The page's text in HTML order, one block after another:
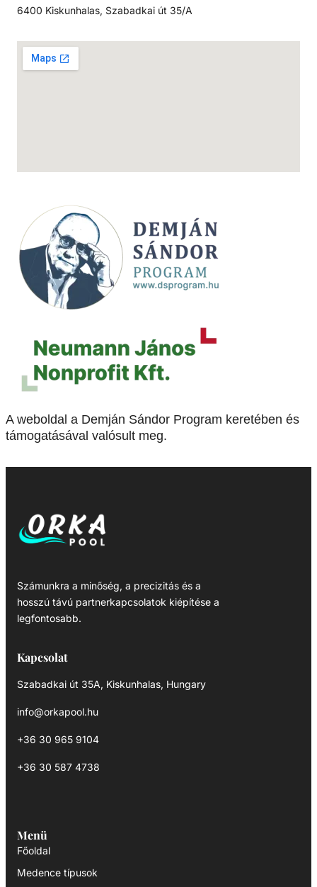
6400 Kiskunhalas, Szabadkai út 35/A
A weboldal a Demján Sándor Program keretében és
támogatásával valósult meg.
Számunkra a minőség, a precizitás és a
hosszú távú partnerkapcsolatok kiépítése a
legfontosabb.
Kapcsolat
Szabadkai út 35A, Kiskunhalas, Hungary
info@orkapool.hu
+36 30 965 9104
+36 30 587 4738
Menü
Főoldal
Medence típusok